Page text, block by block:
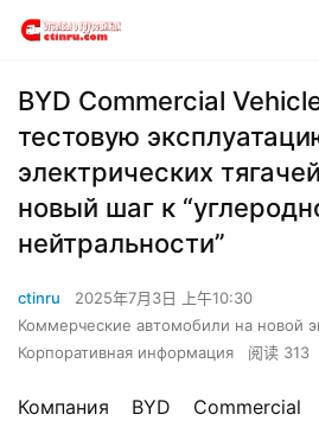
​​BYD Commercial
тестовую
электрических
новый шаг к
нейтральности”​​
ctinru
2025年7月3日 上午10:30
Коммерческие автомобили на новой
Корпоративная информация
阅读 313
Компания BYD Commercial